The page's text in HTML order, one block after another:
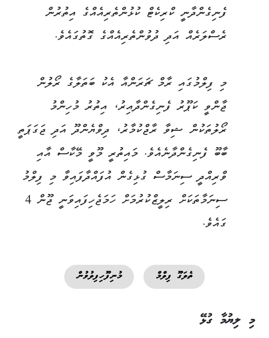
ފެނިގެންދާނީ ކްރިކެޓް ކުޅުންތެރިއެއްގެ އިތުރުން
ރެސްލަރެއް އަދި ދުވުންތެރިއެއްގެ ގޮތުގައެވެ.
މި ފިލްމުގައި ރާމް ޗަރަންއާ އެކު ބަތަލާގެ ރޯލުން
ޖާންވީ ކަޕޫރު ފެނިގެންދާއިރު، އިތުރު މުހިންމު
ރޯލުތަކުން ޝިވާ ރާޖްކުމާރު، ދިވްޔެންދޫ އަދި ޖަގަޕަތީ
ބާބޫ ފެނިގެންދާނެއެވެ. މައިތުރީ މޫވީ މޭކާސް އާއި
ވްރިއްދީ ސިނަމާސް ގުޅިގެން އުފައްދާފައިވާ މި ފިލްމު
ސިނަމާތަކަށް ރިލީޒްކުރުމަށް ހަމަޖެހިފައިވަނީ ޖޫން 4
ގައެވެ.
ތެލަގޫ ފިލްމް މުނިފޫހިފިލުވުން
މި ލިޔުމާ ގުޅޭ